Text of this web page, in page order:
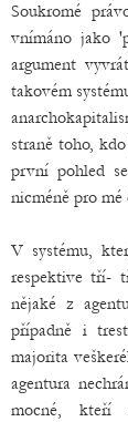
Soukromé
vnímáno jako
argument
takovém
straně toho,
první pohled
nicméně pro
V systému,
respektive tří-
nějaké z
případně i
majorita
agentura
mocné, kteří